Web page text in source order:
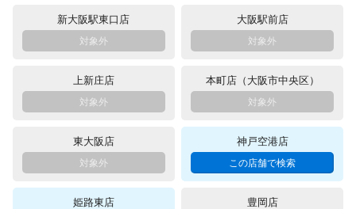
新大阪駅東口店 大阪駅前店
上新庄店 本町店（大阪市中央区）
東大阪店 神戸空港店
姫路東店 豊岡店